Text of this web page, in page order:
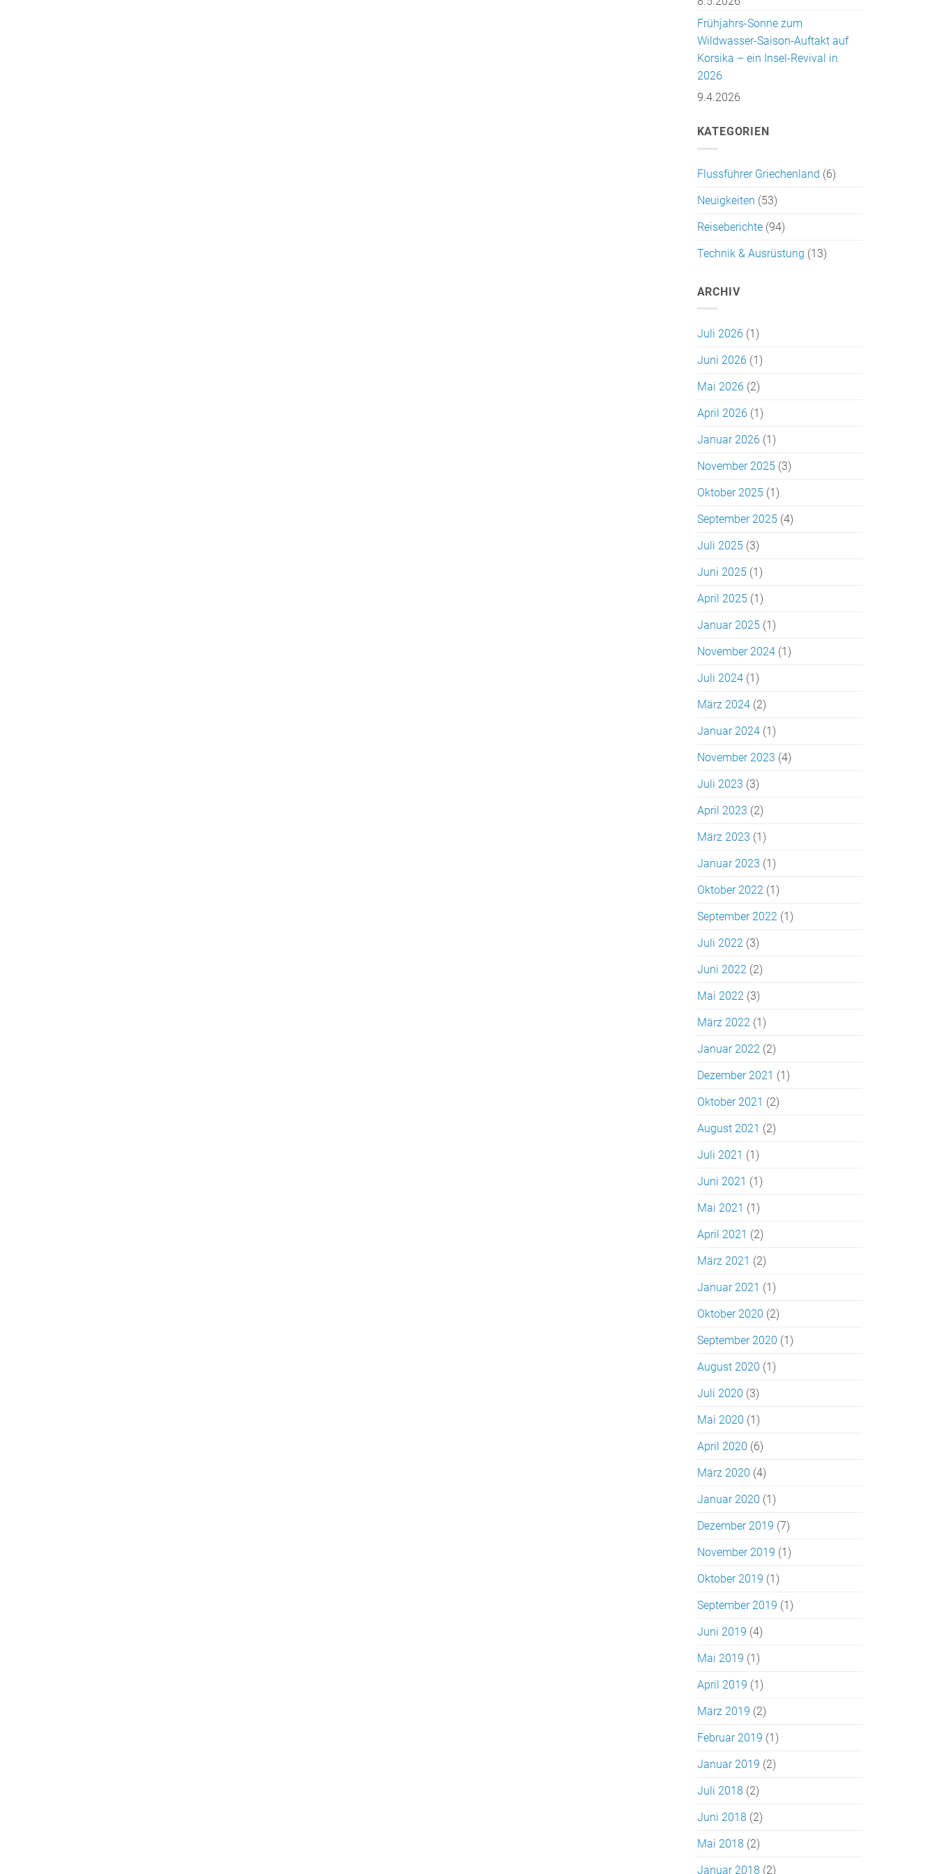
Frühjahrs-Sonne zum
Wildwasser-Saison-Auftakt auf
Korsika – ein Insel-Revival in
2026
9.4.2026
KATEGORIEN
Flussführer Griechenland (6)
Neuigkeiten (53)
Reiseberichte(94)
Technik & Ausrüstung (13)
ARCHIV
Juli 2026 (1)
Juni 2026 (1)
Mai 2026 (2)
April 2026 (1)
Januar 2026 (1)
November 2025(3)
Oktober 2025(1)
September 2025(4)
Juli 2025(3)
Juni 2025(1)
April 2025(1)
Januar 2025(1)
November 2024(1)
Juli 2024(1)
März 2024(2)
Januar 2024(1)
November 2023 (4)
Juli 2023 (3)
April 2023 (2)
März 2023 (1)
Januar 2023 (1)
Oktober 2022(1)
September 2022(1)
Juli 2022(3)
Juni 2022(2)
Mai 2022(3)
März 2022(1)
Januar 2022(2)
Dezember 2021 (1)
Oktober 2021 (2)
August 2021 (2)
Juli 2021 (1)
Juni 2021 (1)
Mai 2021 (1)
April 2021 (2)
März 2021 (2)
Januar 2021 (1)
Oktober 2020 (2)
September 2020 (1)
August 2020 (1)
Juli 2020 (3)
Mai 2020 (1)
April 2020 (6)
März 2020 (4)
Januar 2020 (1)
Dezember 2019 (7)
November 2019 (1)
Oktober 2019 (1)
September 2019 (1)
Juni 2019 (4)
Mai 2019 (1)
April 2019 (1)
März 2019 (2)
Februar 2019 (1)
Januar 2019 (2)
Juli 2018 (2)
Juni 2018 (2)
Mai 2018 (2)
Januar 2018 (2)